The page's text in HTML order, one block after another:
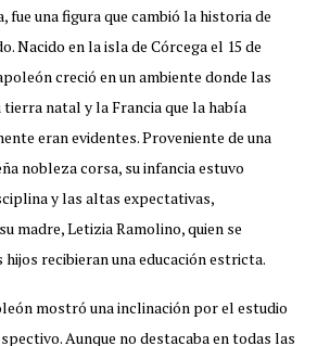
fue una figura que cambió la historia de
Nacido en la isla de Córcega el 15 de
creció en un ambiente donde las
natal y la Francia que la había
eran evidentes. Proveniente de una
nobleza corsa, su infancia estuvo
y las altas expectativas,
madre, Letizia Ramolino, quien se
hijos recibieran una educación estricta.
mostró una inclinación por el estudio
Aunque no destacaba en todas las